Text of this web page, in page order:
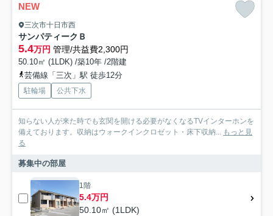
NEW
三次市十日市西
サンパティークＢ
5.4万円 管理/共益費2,300円
50.10㎡ (1LDK) /築10年 /2階建
芸備線「三次」駅 徒歩12分
駐輪場 公共下水
知らない人が来た時でも玄関を開ける必要がなくなるTVインターホンを
備えております。収納はウォークインクロゼット・床下収納... もっと見
る
募集中の部屋
1階
5.4万円
50.10㎡ (1LDK)